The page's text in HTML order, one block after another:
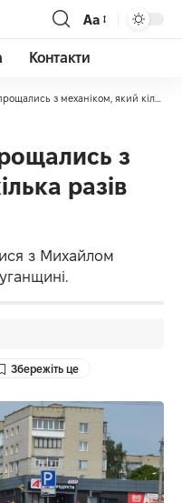
Аа
Контакти
з механіком, який кілька разів штурмував ТЦК
з
разів
з Михайлом